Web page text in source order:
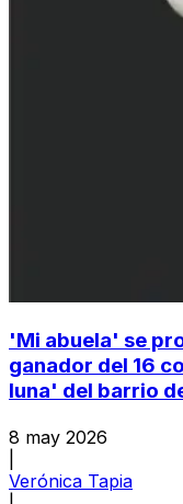
'Mi abuela' se
ganador del 16
luna' del barrio
8 may 2026
Verónica Tapia